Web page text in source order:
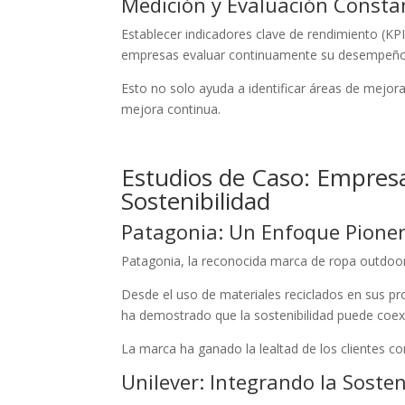
Establecer indicadores clave de rendimiento
empresas evaluar continuamente su
Esto no solo ayuda a identificar áreas de
mejora continua.
Estudios de Caso:
Sostenibilidad
Patagonia: Un Enfoque
Patagonia, la reconocida marca de ropa
Desde el uso de materiales reciclados en sus
ha demostrado que la sostenibilidad puede
La marca ha ganado la lealtad de los clientes
Unilever: Integrando la